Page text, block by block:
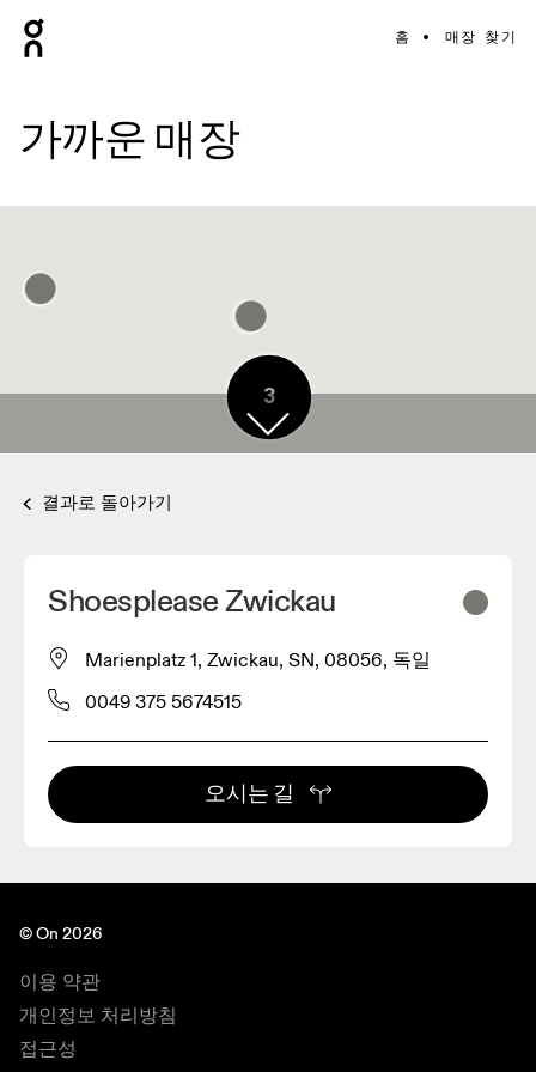
홈 매장 찾기
가까운 매장
3
결과로 돌아가기
Shoesplease Zwickau
Marienplatz 1, Zwickau, SN, 08056, 독일
0049 375 5674515
오시는 길
© On 2026
이용 약관
개인정보 처리방침
접근성